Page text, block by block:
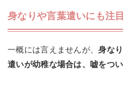
身なりや言葉遣いにも注目
一概には言えませんが、身な
遣いが幼稚な場合は、嘘をつ